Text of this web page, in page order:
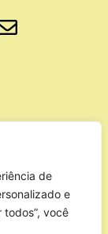
de
e
todos”, você